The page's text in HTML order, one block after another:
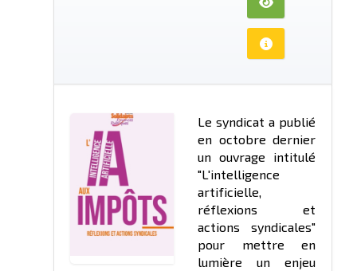
Le syndicat a publié
en octobre dernier
un ouvrage intitulé
"L'intelligence
artificielle,
réflexions et
actions syndicales"
pour mettre en
lumière un enjeu